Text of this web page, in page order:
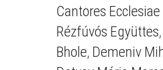
Cantores Ecclesiae
Rézfúvós Együttes,
Bhole, Demeniv